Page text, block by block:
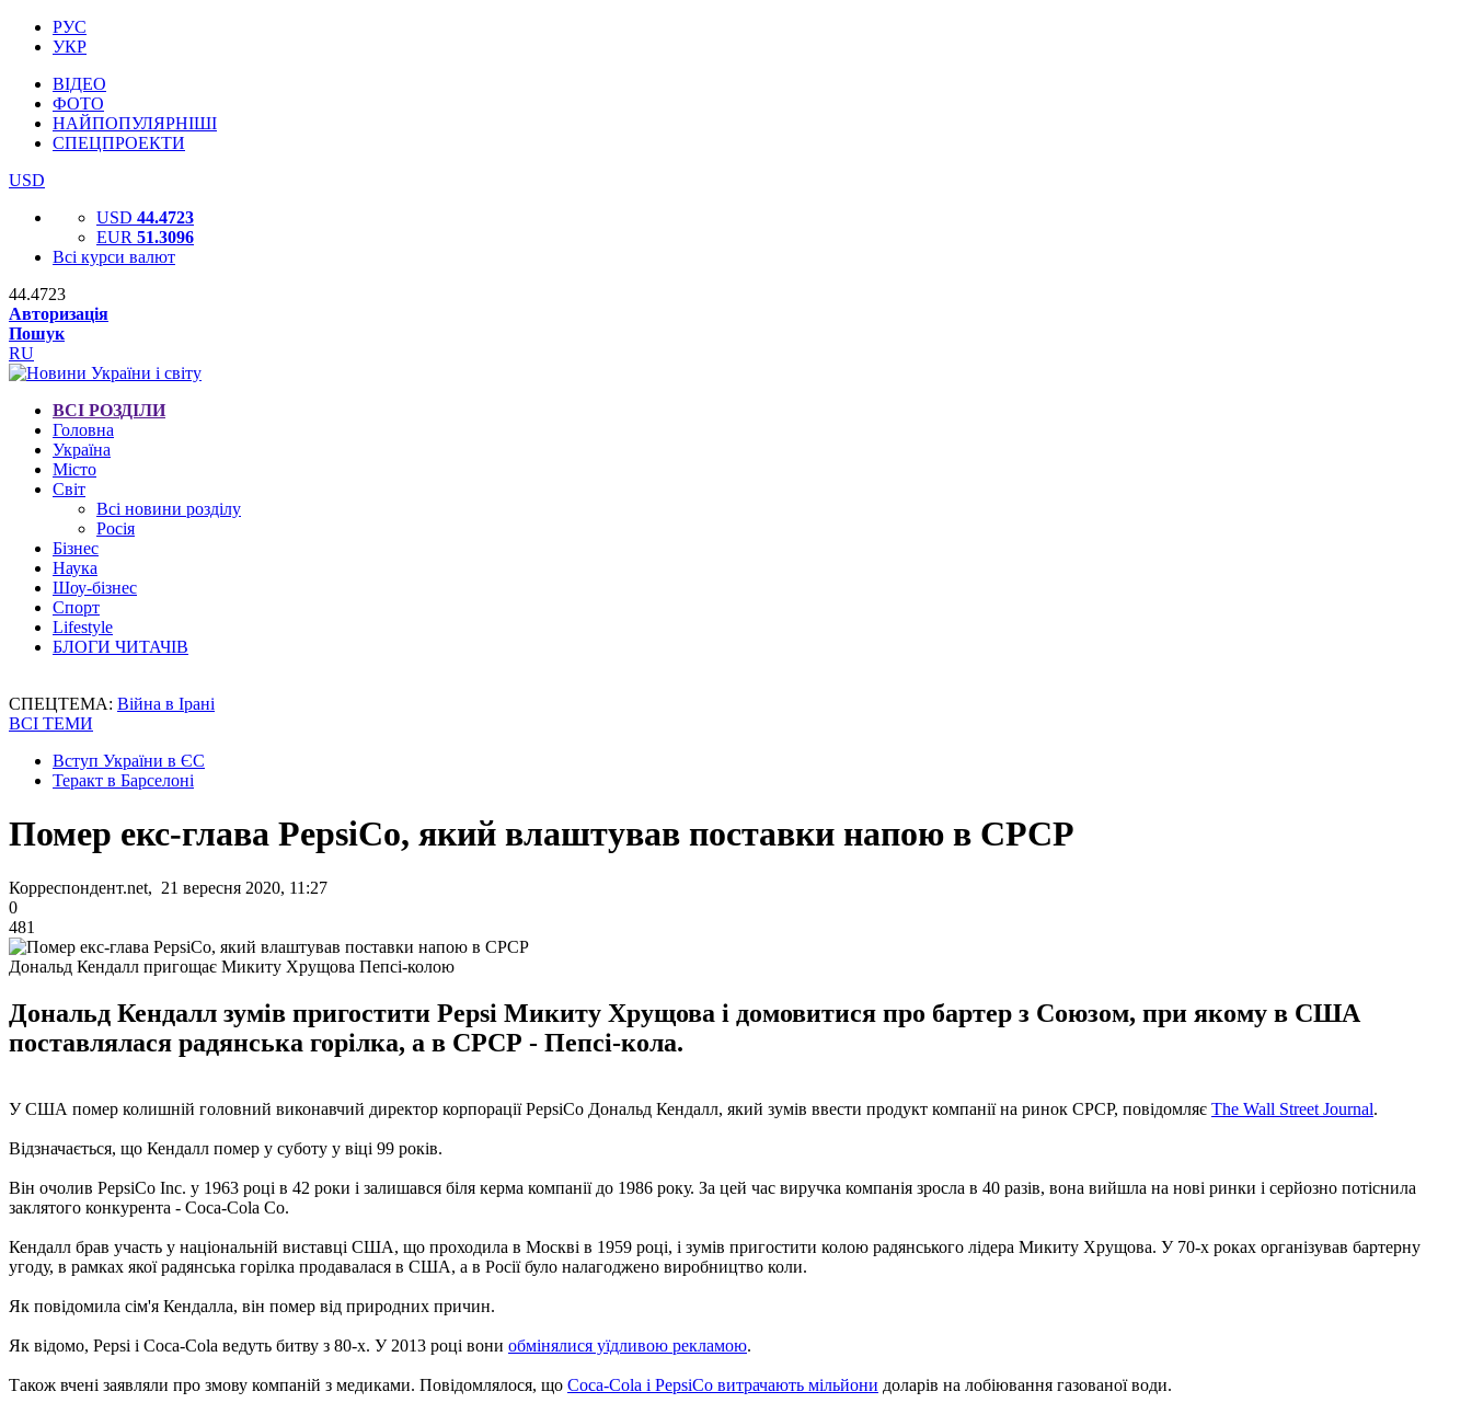
РУС
УКР
ВІДЕО
ФОТО
НАЙПОПУЛЯРНІШІ
СПЕЦПРОЕКТИ
USD
USD 44.4723
EUR 51.3096
Всі курси валют
44.4723
Авторизація
Пошук
RU
ВСІ РОЗДІЛИ
Головна
Україна
Місто
Світ
Всі новини розділу
Росія
Бізнес
Наука
Шоу-бізнес
Спорт
Lifestyle
БЛОГИ ЧИТАЧІВ
СПЕЦТЕМА: Війна в Ірані
ВСІ ТЕМИ
Вступ України в ЄС
Теракт в Барселоні
Помер екс-глава PepsiCo, який влаштував поставки напою в СРСР
Корреспондент.net, 21 вересня 2020, 11:27
0
481
Дональд Кендалл пригощає Микиту Хрущова Пепсі-колою
Дональд Кендалл зумів пригостити Pepsi Микиту Хрущова і домовитися про бартер з Союзом, при якому в США
поставлялася радянська горілка, а в СРСР - Пепсі-кола.
У США помер колишній головний виконавчий директор корпорації PepsiCo Дональд Кендалл, який зумів ввести продукт компанії на ринок СРСР, повідомляє The Wall Street Journal.
Відзначається, що Кендалл помер у суботу у віці 99 років.
Він очолив PepsiCo Inc. у 1963 році в 42 роки і залишався біля керма компанії до 1986 року. За цей час виручка компанія зросла в 40 разів, вона вийшла на нові ринки і серйозно потіснила
заклятого конкурента - Coca-Cola Co.
Кендалл брав участь у національній виставці США, що проходила в Москві в 1959 році, і зумів пригостити колою радянського лідера Микиту Хрущова. У 70-х роках організував бартерну
угоду, в рамках якої радянська горілка продавалася в США, а в Росії було налагоджено виробництво коли.
Як повідомила сім'я Кендалла, він помер від природних причин.
Як відомо, Pepsi і Coca-Cola ведуть битву з 80-х. У 2013 році вони обмінялися уїдливою рекламою.
Також вчені заявляли про змову компаній з медиками. Повідомлялося, що Coca-Cola і PepsiCo витрачають мільйони доларів на лобіювання газованої води.